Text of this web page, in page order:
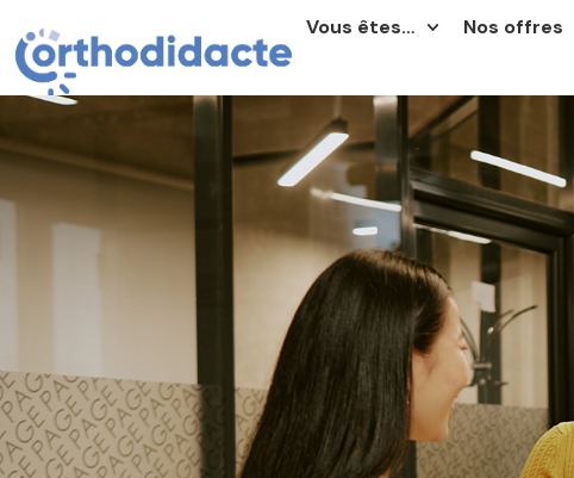
Vous êtes… Nos offres